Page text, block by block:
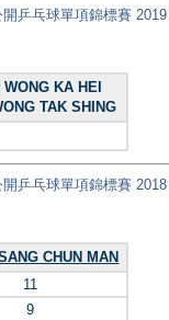
乒乓球單項錦標賽 2019
KA HEI
TAK SHING
乒乓球單項錦標賽 2018
CHUN MAN
11
9